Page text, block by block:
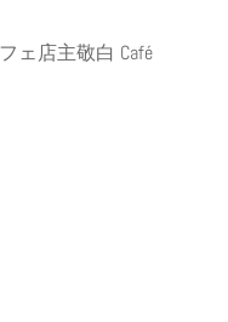
フェ店主敬白 Café